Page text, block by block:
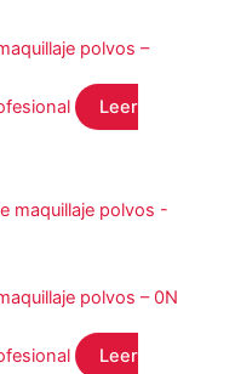
polvos –
Leer
polvos – 0N
Leer